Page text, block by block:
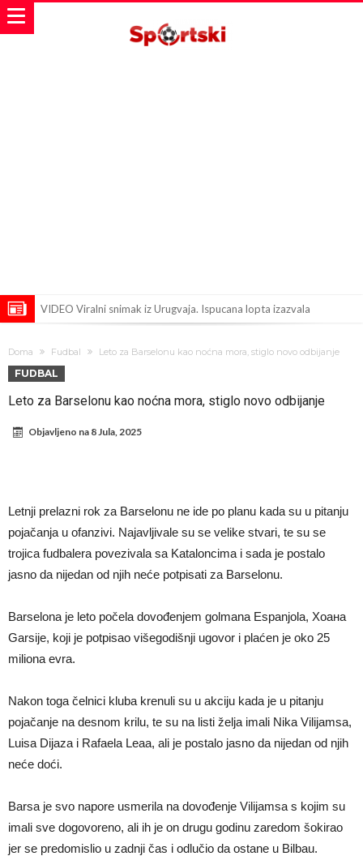
VIDEO Viralni snimak iz Urugvaja. Ispucana lopta izazvala
stigla za Ardu Gulera!
Španija na nogama, Barselona i Real u strahu: “Novi Haaland” je
UEFA
Murinjo uvodi strogu disciplinu u Real Madrid. Ovo su tri nova
pravila
Arsenal za 138 miliona evra dovodi zvezdu Serie A?
Doma Fudbal Leto za Barselonu kao noćna mora, stiglo novo odbijanje
FUDBAL
Leto za Barselonu kao noćna mora, stiglo novo odbijanje
Objavljeno na 8 Jula, 2025
Letnji prelazni rok za Barselonu ne ide po planu kada su u pitanju
pojačanja u ofanzivi. Najavljivale su se velike stvari, te su se
trojica fudbalera povezivala sa Kataloncima i sada je postalo
jasno da nijedan od njih neće potpisati za Barselonu.
Barselona je leto počela dovođenjem golmana Espanjola, Хоана
Garsije, koji je potpisao višegodišnji ugovor i plaćen je oko 25
miliona evra.
Nakon toga čelnici kluba krenuli su u akciju kada je u pitanju
pojačanje na desnom krilu, te su na listi želja imali Nika Vilijamsa,
Luisa Dijaza i Rafaela Leaa, ali je postalo jasno da nijedan od njih
neće doći.
Barsa je svo napore usmerila na dovođenje Vilijamsa s kojim su
imali sve dogovoreno, ali ih je on drugu godinu zaredom šokirao
jer se predomislio u zadnji čas i odlučio da ostane u Bilbau.